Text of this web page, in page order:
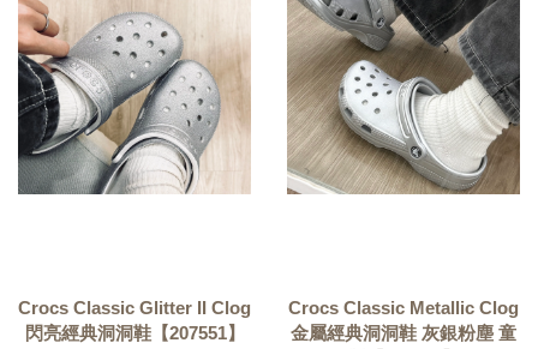
Crocs Classic Glitter II Clog
閃亮經典洞洞鞋【207551】
Crocs Classic Metallic Clog
金屬經典洞洞鞋 灰銀粉塵 童